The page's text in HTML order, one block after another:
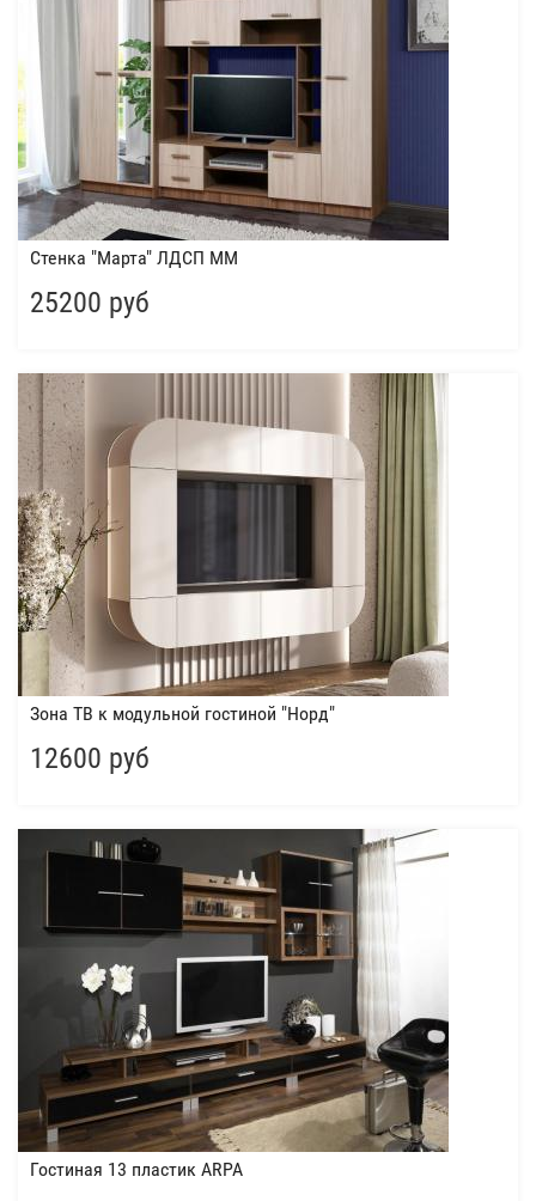
Стенка "Марта" ЛДСП ММ
25200 руб
Зона ТВ к модульной гостиной "Норд"
12600 руб
Гостиная 13 пластик ARPA